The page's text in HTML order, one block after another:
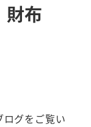
財布
グをご覧い